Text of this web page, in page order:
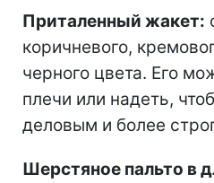
Приталенный жакет:
коричневого,
черного цвета. Его
плечи или надеть,
деловым и более
Шерстяное пальто в